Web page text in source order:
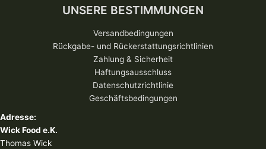
UNSERE BESTIMMUNGEN
Versandbedingungen
Rückgabe- und Rückerstattungsrichtlinien
Zahlung & Sicherheit
Haftungsausschluss
Datenschutzrichtlinie
Geschäftsbedingungen
Adresse:
Wick Food e.K.
Thomas Wick